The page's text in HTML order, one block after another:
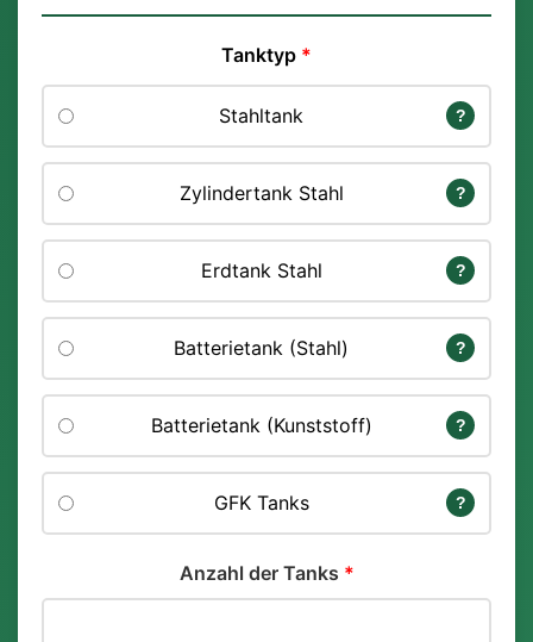
Tanktyp *
Stahltank ?
Zylindertank Stahl ?
Erdtank Stahl ?
Batterietank (Stahl) ?
Batterietank (Kunststoff) ?
GFK Tanks ?
Anzahl der Tanks *